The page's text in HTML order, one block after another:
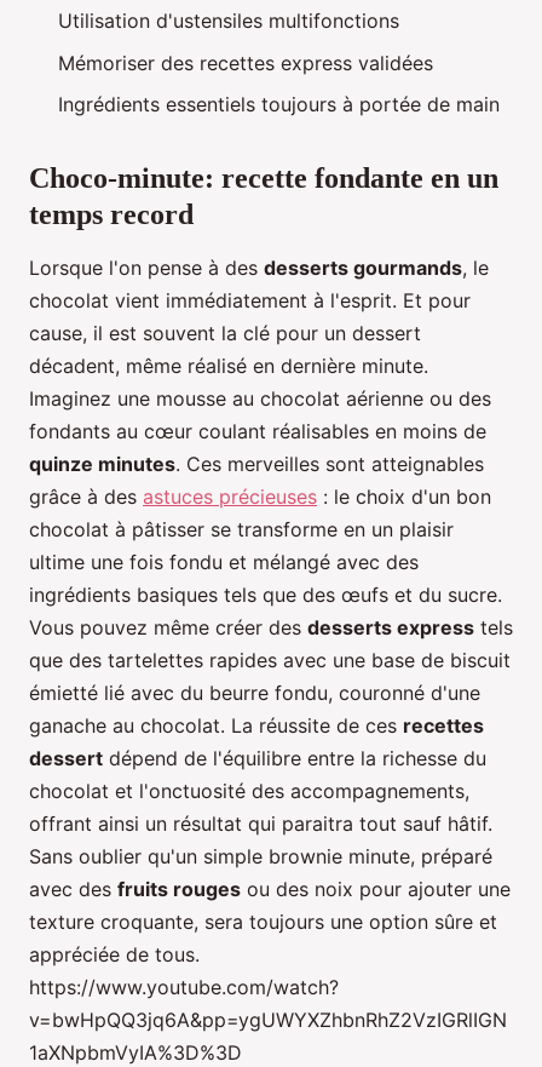
Utilisation d'ustensiles multifonctions
Mémoriser des recettes express validées
Ingrédients essentiels toujours à portée de main
Choco-minute: recette fondante en un
temps record
Lorsque l'on pense à des desserts gourmands, le
chocolat vient immédiatement à l'esprit. Et pour
cause, il est souvent la clé pour un dessert
décadent, même réalisé en dernière minute.
Imaginez une mousse au chocolat aérienne ou des
fondants au cœur coulant réalisables en moins de
quinze minutes. Ces merveilles sont atteignables
grâce à des astuces précieuses : le choix d'un bon
chocolat à pâtisser se transforme en un plaisir
ultime une fois fondu et mélangé avec des
ingrédients basiques tels que des œufs et du sucre.
Vous pouvez même créer des desserts express tels
que des tartelettes rapides avec une base de biscuit
émietté lié avec du beurre fondu, couronné d'une
ganache au chocolat. La réussite de ces recettes
dessert dépend de l'équilibre entre la richesse du
chocolat et l'onctuosité des accompagnements,
offrant ainsi un résultat qui paraitra tout sauf hâtif.
Sans oublier qu'un simple brownie minute, préparé
avec des fruits rouges ou des noix pour ajouter une
texture croquante, sera toujours une option sûre et
appréciée de tous.
https://www.youtube.com/watch?
v=bwHpQQ3jq6A&pp=ygUWYXZhbnRhZ2VzIGRlIGN
1aXNpbmVyIA%3D%3D